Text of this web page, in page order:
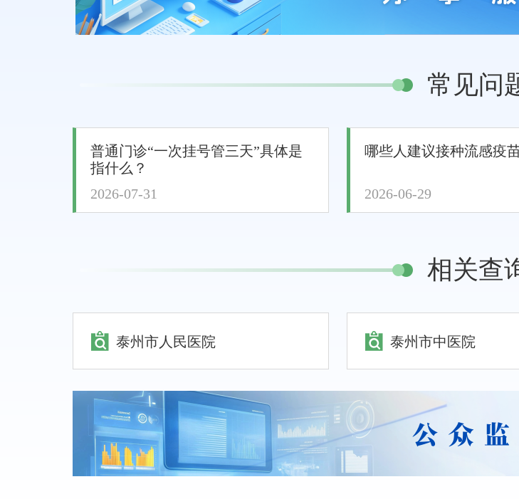
常见问
普通门诊“一次挂号管三天”具体是
指什么？
2026-07-31
哪些人建议接种流感疫
2026-06-29
相关查
泰州市人民医院 泰州市中医院